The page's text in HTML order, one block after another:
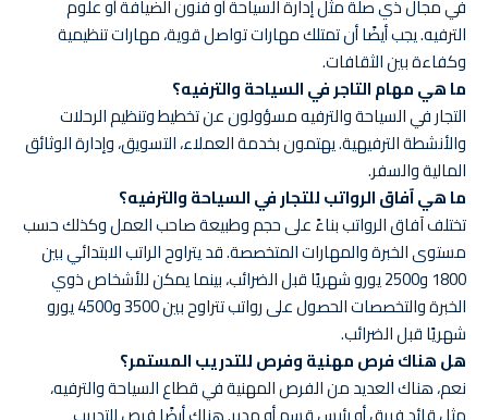
في مجال ذي صلة مثل إدارة السياحة أو فنون الضيافة أو علوم
الترفيه. يجب أيضًا أن تمتلك مهارات تواصل قوية، مهارات تنظيمية
وكفاءة بين الثقافات.
ما هي مهام التاجر في السياحة والترفيه؟
التجار في السياحة والترفيه مسؤولون عن تخطيط وتنظيم الرحلات
والأنشطة الترفيهية. يهتمون بخدمة العملاء، التسويق، وإدارة الوثائق
المالية والسفر.
ما هي آفاق الرواتب للتجار في السياحة والترفيه؟
تختلف آفاق الرواتب بناءً على حجم وطبيعة صاحب العمل وكذلك حسب
مستوى الخبرة والمهارات المتخصصة. قد يتراوح الراتب الابتدائي بين
1800 و2500 يورو شهريًا قبل الضرائب، بينما يمكن للأشخاص ذوي
الخبرة والتخصصات الحصول على رواتب تتراوح بين 3500 و4500 يورو
شهريًا قبل الضرائب.
هل هناك فرص مهنية وفرص للتدريب المستمر؟
نعم، هناك العديد من الفرص المهنية في قطاع السياحة والترفيه،